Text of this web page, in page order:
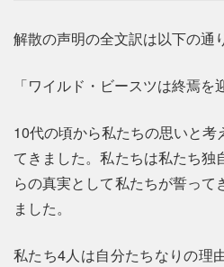
解散の声明の全文訳は以下の通り
「ワイルド・ビースツは終焉を
10代の頃から私たちの思いと
てきました。私たちは私たち独
らの真実として私たちが誓っ
ました。
私たち4人は自分たちなりの理